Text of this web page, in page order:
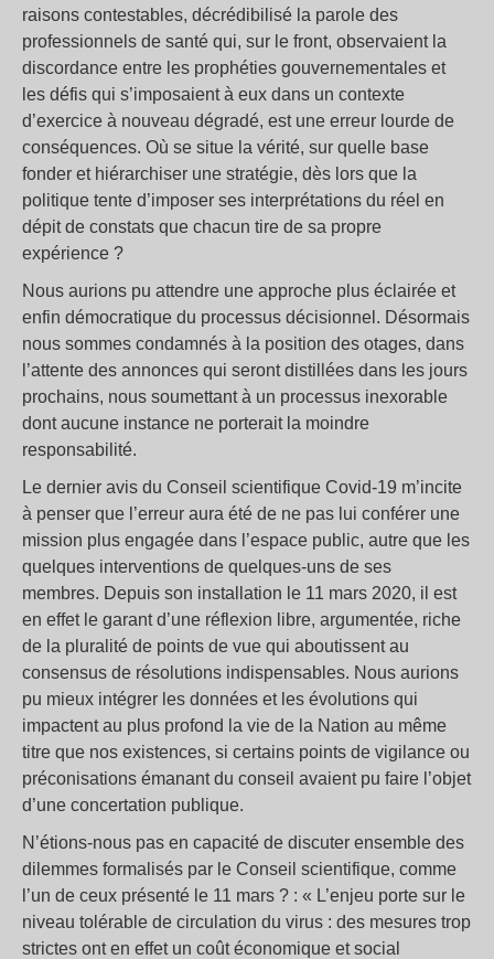
raisons contestables, décrédibilisé la parole des
professionnels de santé qui, sur le front, observaient la
discordance entre les prophéties gouvernementales et
les défis qui s’imposaient à eux dans un contexte
d’exercice à nouveau dégradé, est une erreur lourde de
conséquences. Où se situe la vérité, sur quelle base
fonder et hiérarchiser une stratégie, dès lors que la
politique tente d’imposer ses interprétations du réel en
dépit de constats que chacun tire de sa propre
expérience ?
Nous aurions pu attendre une approche plus éclairée et
enfin démocratique du processus décisionnel. Désormais
nous sommes condamnés à la position des otages, dans
l’attente des annonces qui seront distillées dans les jours
prochains, nous soumettant à un processus inexorable
dont aucune instance ne porterait la moindre
responsabilité.
Le dernier avis du Conseil scientifique Covid-19 m’incite
à penser que l’erreur aura été de ne pas lui conférer une
mission plus engagée dans l’espace public, autre que les
quelques interventions de quelques-uns de ses
membres. Depuis son installation le 11 mars 2020, il est
en effet le garant d’une réflexion libre, argumentée, riche
de la pluralité de points de vue qui aboutissent au
consensus de résolutions indispensables. Nous aurions
pu mieux intégrer les données et les évolutions qui
impactent au plus profond la vie de la Nation au même
titre que nos existences, si certains points de vigilance ou
préconisations émanant du conseil avaient pu faire l’objet
d’une concertation publique.
N’étions-nous pas en capacité de discuter ensemble des
dilemmes formalisés par le Conseil scientifique, comme
l’un de ceux présenté le 11 mars ? : « L’enjeu porte sur le
niveau tolérable de circulation du virus : des mesures trop
strictes ont en effet un coût économique et social